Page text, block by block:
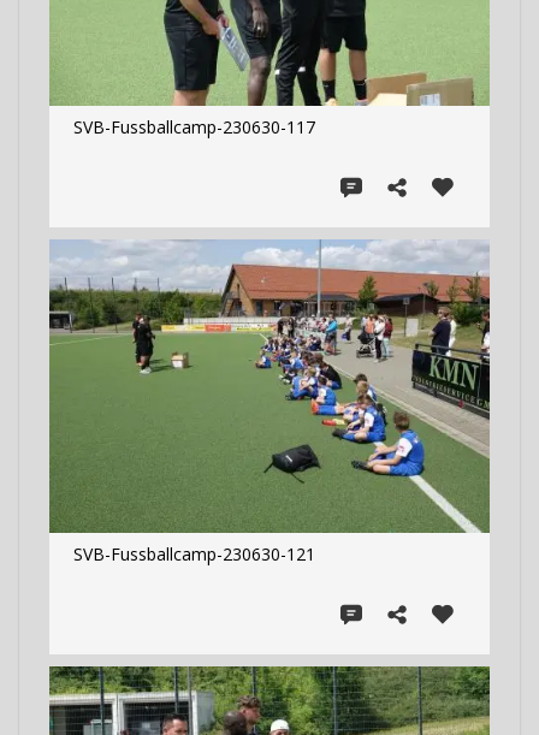
SVB-Fussballcamp-230630-117
SVB-Fussballcamp-230630-121